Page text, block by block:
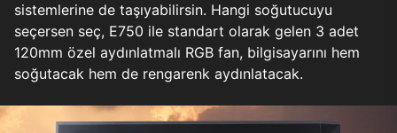
sistemlerine de taşıyabilirsin. Hangi soğutucuyu
seçersen seç, E750 ile standart olarak gelen 3 adet
120mm özel aydınlatmalı RGB fan, bilgisayarını hem
soğutacak hem de rengarenk aydınlatacak.